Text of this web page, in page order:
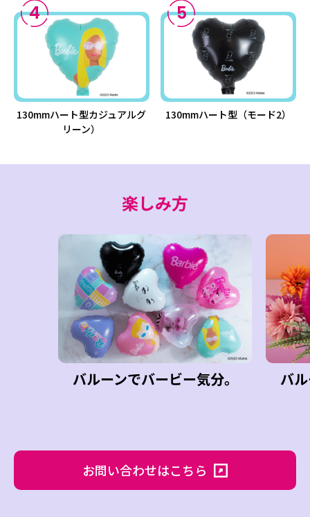
4
130mmハート型カジュアルグ
リーン）
5
130mmハート型（モード2）
楽しみ方
バルーンでバービー気分。 バ
お問い合わせはこちら